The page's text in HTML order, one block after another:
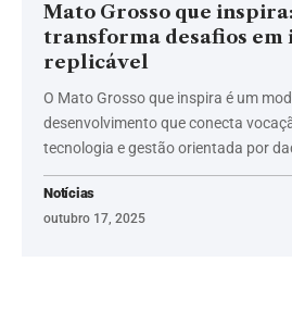
Mato Grosso que
transforma desafios em
replicável
O Mato Grosso que inspira é um
desenvolvimento que conecta
tecnologia e gestão orientada por
Notícias
outubro 17, 2025